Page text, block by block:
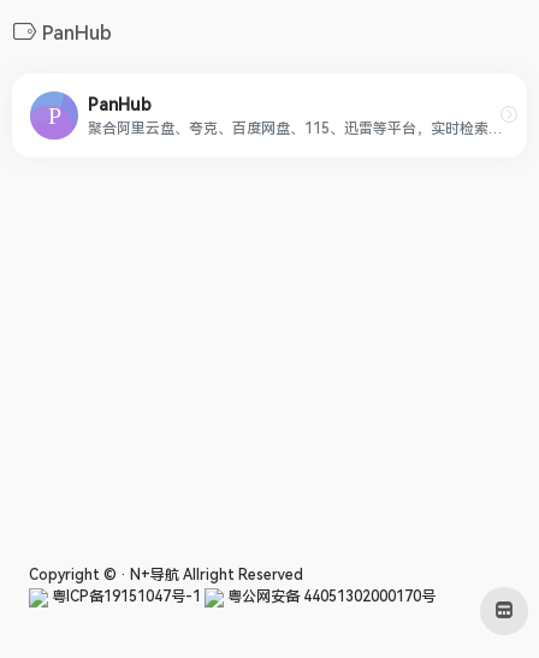
PanHub
PanHub
Copyright © · N+导航 Allright Reserved
粤ICP备19151047号-1
粤公网安备 44051302000170号